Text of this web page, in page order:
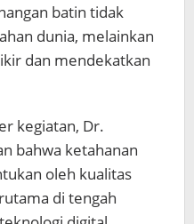
batin tidak
dunia, melainkan
dan mendekatkan
kegiatan, Dr.
bahwa ketahanan
oleh kualitas
di tengah